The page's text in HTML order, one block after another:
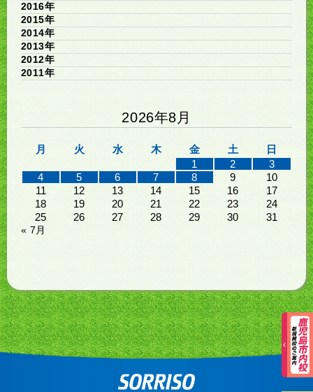
2016年
2015年
2014年
2013年
2012年
2011年
2026年8月
月 火 水 木 金 土
日
1
2
3
4
5 6 7 8 9
10
11
12 13 14 15 16
17
18
19 20 21 22 23
24
25
26 27 28 29 30 31
« 7月